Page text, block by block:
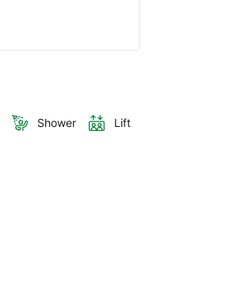
Shower Lift